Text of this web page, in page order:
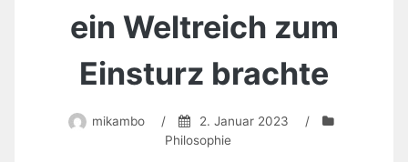
ein Weltreich zum
Einsturz brachte
mikambo / 2. Januar 2023
/
Philosophie